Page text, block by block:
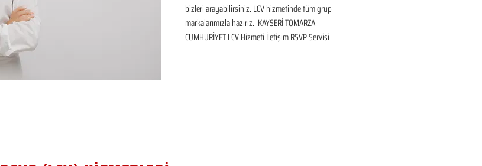
bizleri arayabilirsiniz. LCV hizmetinde tüm grup
markalarımızla hazırız.  KAYSERİ TOMARZA
CUMHURİYET LCV Hizmeti İletişim RSVP Servisi